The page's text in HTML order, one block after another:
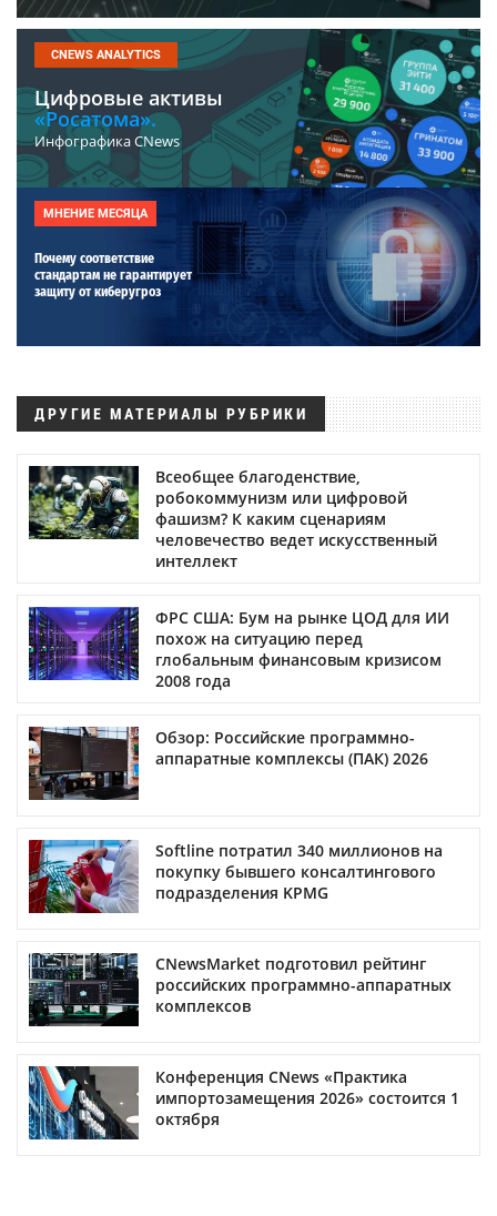
CNEWS ANALYTICS
Цифровые активы
«Росатома».
Инфографика CNews
МНЕНИЕ МЕСЯЦА
Почему соответствие
стандартам не гарантирует
защиту от киберугроз
ДРУГИЕ МАТЕРИАЛЫ РУБРИКИ
Всеобщее благоденствие,
робокоммунизм или цифровой
фашизм? К каким сценариям
человечество ведет искусственный
интеллект
ФРС США: Бум на рынке ЦОД для ИИ
похож на ситуацию перед
глобальным финансовым кризисом
2008 года
Обзор: Российские программно-
аппаратные комплексы (ПАК) 2026
Softline потратил 340 миллионов на
покупку бывшего консалтингового
подразделения KPMG
CNewsMarket подготовил рейтинг
российских программно-аппаратных
комплексов
Конференция CNews «Практика
импортозамещения 2026» состоится 1
октября